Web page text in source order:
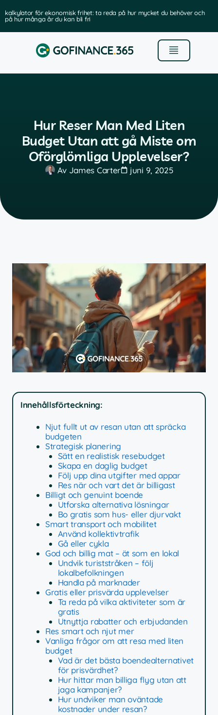
kalkylator för ekonomisk frihet: ta reda på hur mycket du behöver och
på hur många år du kan bli fri
Hur Reser Man Med Liten
Budget Utan att gå Miste om
Oförglömliga Upplevelser?
AvJames Carter juni 9, 2025
Innehållsförteckning:
Njut fullt ut av resan utan att spräcka
budgeten
Strategisk planering
Sätt en realistisk resebudget
Skapa en daglig budget
Följ upp dina utgifter med appar
Res när och vart det är billigast
Billigt och genuint boende
Utforska alternativa lösningar
Bo gratis som hus- eller djurvakt
Smart transport och mobilitet
Använd kollektivtrafik
Gå eller cykla
God och billig mat – ät som en lokal
Undvik turiststråken – följ
lokalbefolkningen
Handla på marknader
Gratis eller prisvärda upplevelser
Ta reda på vilka aktiviteter som är
gratis
Utnyttja rabatter och erbjudanden
Res smart och njut mer
Vanliga frågor om att resa med liten
budget
Vad är det bästa boendealternativet
för prisvärdhet?
Hur hittar man billiga flyg utan att
jaga kampanjer?
Hur undviker man oväntade
kostnader under resan?